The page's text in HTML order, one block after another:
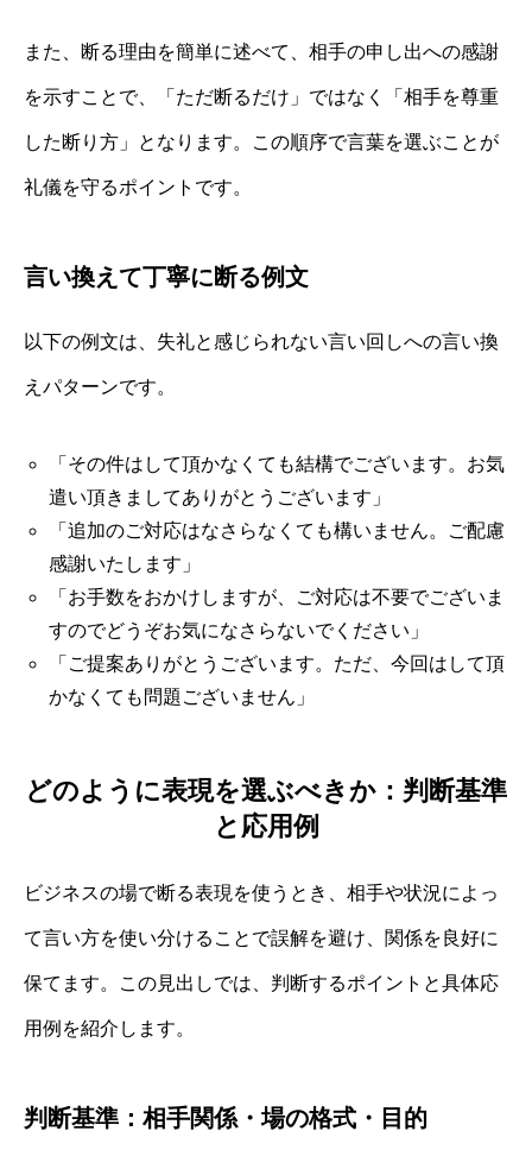
また、断る理由を簡単に述べて、相手の申し出への感謝
を示すことで、「ただ断るだけ」ではなく「相手を尊重
した断り方」となります。この順序で言葉を選ぶことが
礼儀を守るポイントです。
言い換えて丁寧に断る例文
以下の例文は、失礼と感じられない言い回しへの言い換
えパターンです。
「その件はして頂かなくても結構でございます。お気
遣い頂きましてありがとうございます」
「追加のご対応はなさらなくても構いません。ご配慮
感謝いたします」
「お手数をおかけしますが、ご対応は不要でございま
すのでどうぞお気になさらないでください」
「ご提案ありがとうございます。ただ、今回はして頂
かなくても問題ございません」
どのように表現を選ぶべきか：判断基準
と応用例
ビジネスの場で断る表現を使うとき、相手や状況によっ
て言い方を使い分けることで誤解を避け、関係を良好に
保てます。この見出しでは、判断するポイントと具体応
用例を紹介します。
判断基準：相手関係・場の格式・目的